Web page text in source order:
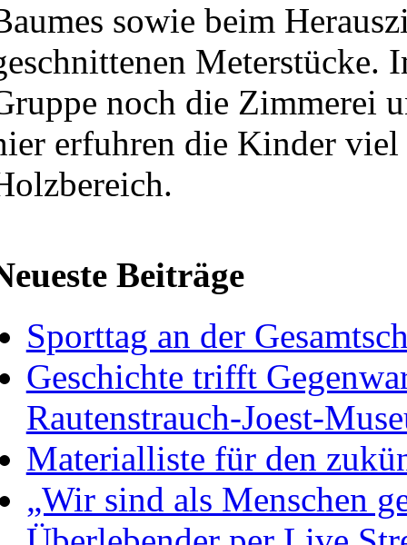
sowie beim
Meterstücke.
noch die Zimmerei
erfuhren die Kinder viel
Beiträge
Sporttag an der
Geschichte trifft
Rautenstrauch-Joest-
Materialliste für den
„Wir sind als Menschen